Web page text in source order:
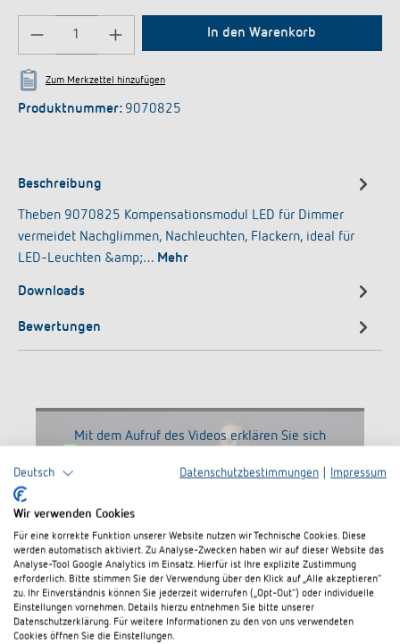
Produkt Anzahl: Gib den gewünschten Wert
In den Warenkorb
Zum Merkzettel hinzufügen
Produktnummer: 9070825
Beschreibung
Theben 9070825 Kompensationsmodul LED für Dimmer
vermeidet Nachglimmen, Nachleuchten, Flackern, ideal für
LED-Leuchten &amp;… Mehr
Downloads
Bewertungen
Mit dem Aufruf des Videos erklären Sie sich
übermittelt werden und das Sie die
Akzeptieren
Deutsch Datenschutzbestimmungen Impressum
Wir verwenden Cookies
Für eine korrekte Funktion unserer Website nutzen wir Technische Cookies. Diese
werden automatisch aktiviert. Zu Analyse-Zwecken haben wir auf dieser Website das
Analyse-Tool Google Analytics im Einsatz. Hierfür ist Ihre explizite Zustimmung
erforderlich. Bitte stimmen Sie der Verwendung über den Klick auf „Alle akzeptieren“
zu. Ihr Einverständnis können Sie jederzeit widerrufen („Opt-Out“) oder individuelle
Einstellungen vornehmen. Details hierzu entnehmen Sie bitte unserer
Datenschutzerklärung. Für weitere Informationen zu den von uns verwendeten
Cookies öffnen Sie die Einstellungen.